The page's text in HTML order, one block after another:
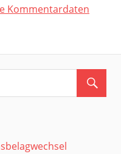
Kommentardaten